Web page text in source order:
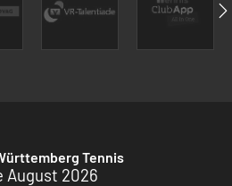
Tennis
August 2026